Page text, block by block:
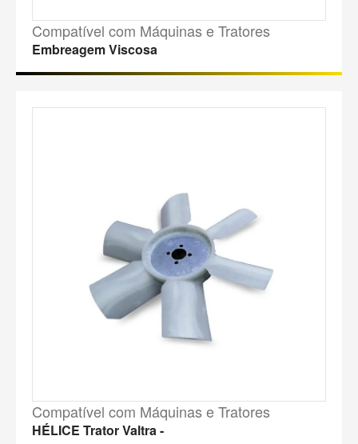
Compatível com Máquinas e Tratores
Embreagem Viscosa
Compatível com Máquinas e Tratores
HÉLICE Trator Valtra -